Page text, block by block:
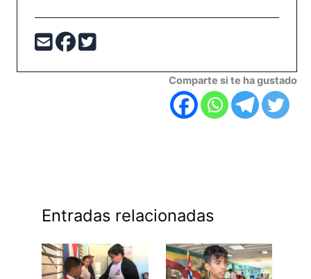
Comparte si te ha gustado
Entradas relacionadas